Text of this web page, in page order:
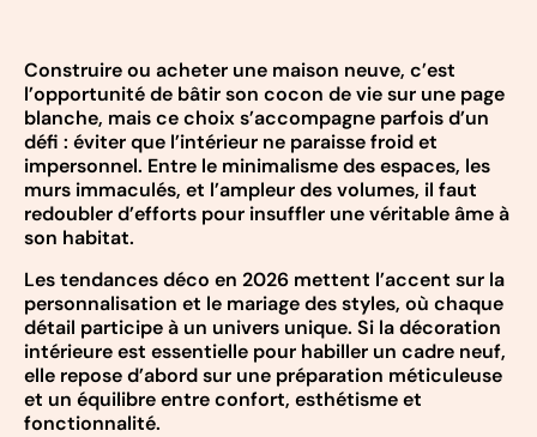
Construire ou acheter une maison neuve, c’est
l’opportunité de bâtir son cocon de vie sur une page
blanche, mais ce choix s’accompagne parfois d’un
défi : éviter que l’intérieur ne paraisse froid et
impersonnel. Entre le minimalisme des espaces, les
murs immaculés, et l’ampleur des volumes, il faut
redoubler d’efforts pour insuffler une véritable âme à
son habitat.
Les tendances déco en 2026 mettent l’accent sur la
personnalisation et le mariage des styles, où chaque
détail participe à un univers unique. Si la décoration
intérieure est essentielle pour habiller un cadre neuf,
elle repose d’abord sur une préparation méticuleuse
et un équilibre entre confort, esthétisme et
fonctionnalité.